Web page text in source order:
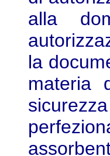
alla
la
materia